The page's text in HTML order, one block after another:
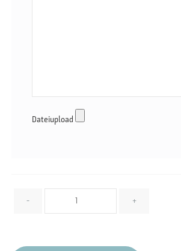
Dateiupload
- +